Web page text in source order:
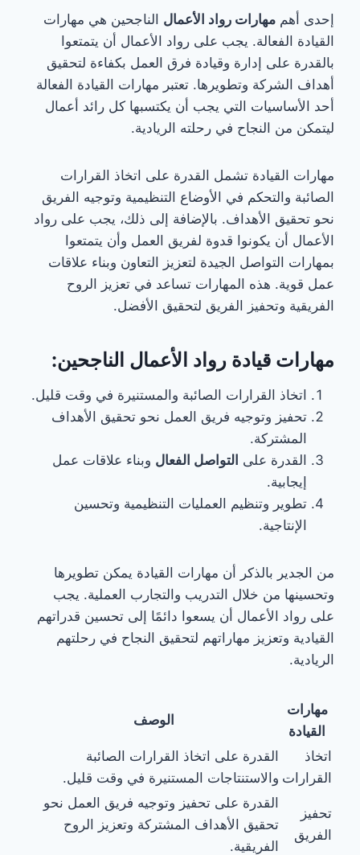
إحدى أهم مهارات رواد الأعمال الناجحين هي مهارات
القيادة الفعالة. يجب على رواد الأعمال أن يتمتعوا
بالقدرة على إدارة وقيادة فرق العمل بكفاءة لتحقيق
أهداف الشركة وتطويرها. تعتبر مهارات القيادة الفعالة
أحد الأساسيات التي يجب أن يكتسبها كل رائد أعمال
ليتمكن من النجاح في رحلته الريادية.
مهارات القيادة تشمل القدرة على اتخاذ القرارات
الصائبة والتحكم في الأوضاع التنظيمية وتوجيه الفريق
نحو تحقيق الأهداف. بالإضافة إلى ذلك، يجب على رواد
الأعمال أن يكونوا قدوة لفريق العمل وأن يتمتعوا
بمهارات التواصل الجيدة لتعزيز التعاون وبناء علاقات
عمل قوية. هذه المهارات تساعد في تعزيز الروح
الفريقية وتحفيز الفريق لتحقيق الأفضل.
مهارات قيادة رواد الأعمال الناجحين:
اتخاذ القرارات الصائبة والمستنيرة في وقت قليل.
تحفيز وتوجيه فريق العمل نحو تحقيق الأهداف
المشتركة.
القدرة على التواصل الفعال وبناء علاقات عمل
إيجابية.
تطوير وتنظيم العمليات التنظيمية وتحسين
الإنتاجية.
من الجدير بالذكر أن مهارات القيادة يمكن تطويرها
وتحسينها من خلال التدريب والتجارب العملية. يجب
على رواد الأعمال أن يسعوا دائمًا إلى تحسين قدراتهم
القيادية وتعزيز مهاراتهم لتحقيق النجاح في رحلتهم
الريادية.
مهارات
القيادة
الوصف
اتخاذ
القرارات
القدرة على اتخاذ القرارات الصائبة
والاستنتاجات المستنيرة في وقت قليل.
تحفيز
الفريق
القدرة على تحفيز وتوجيه فريق العمل نحو
تحقيق الأهداف المشتركة وتعزيز الروح
الفريقية.